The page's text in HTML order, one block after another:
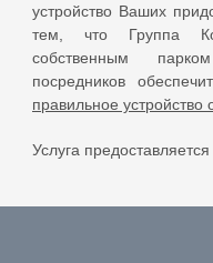
устройство Ваших
тем, что Группа
собственным
посредников
правильное устройство
Услуга